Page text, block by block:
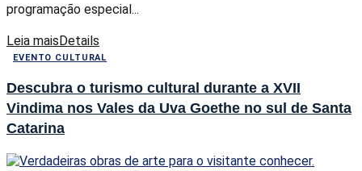
programação especial...
Leia maisDetails
EVENTO CULTURAL
Descubra o turismo cultural durante a XVII
Vindima nos Vales da Uva Goethe no sul de Santa
Catarina